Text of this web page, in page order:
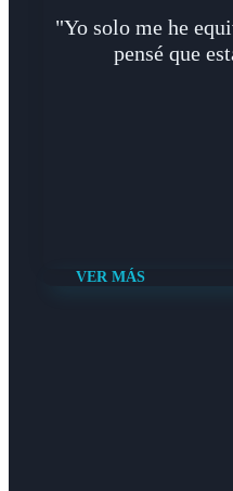
"Yo solo me he
pensé que
VER MÁS